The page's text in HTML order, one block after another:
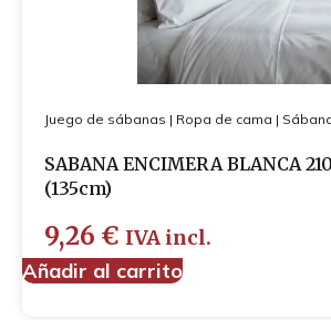
Juego de sábanas | Ropa de cama |
SABANA ENCIMERA BLANCA
(135cm)
9,26 € IVA incl.
Añadir al carrito